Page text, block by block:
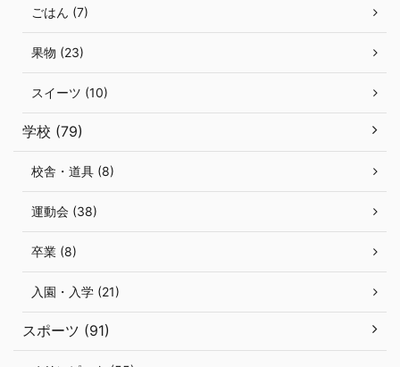
ごはん (7)
果物 (23)
スイーツ (10)
学校 (79)
校舎・道具 (8)
運動会 (38)
卒業 (8)
入園・入学 (21)
スポーツ (91)